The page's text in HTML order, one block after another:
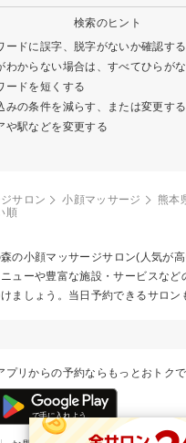
検索のヒント
ードに誤字、脱字がないか確認する
わからない場合は、すべてひらが
ードを短くする
みの条件を減らす、または変更する
や駅などを変更する
サロン 小顔マッサージ 熊本
順
の小顔マッサージサロン(人気が
ューや豊富な施設・サービスなど
ましょう。当日予約できるサロン
プリからの予約ならもっとおトクで